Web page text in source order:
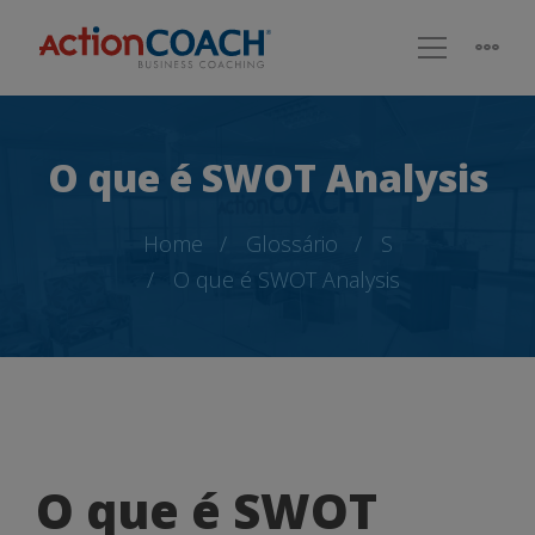
O que é SWOT Analysis
Home Glossário
S
O que é SWOT Analysis
O
O que é SWOT